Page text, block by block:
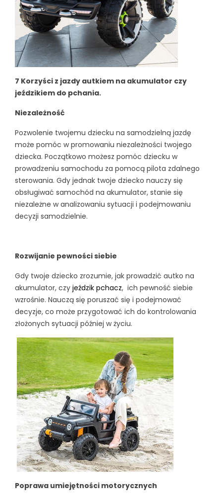
7 Korzyści z jazdy autkiem na akumulator czy
jeździkiem do pchania.
Niezależność
Pozwolenie twojemu dziecku na samodzielną jazdę
może pomóc w promowaniu niezależności twojego
dziecka. Początkowo możesz pomóc dziecku w
prowadzeniu samochodu za pomocą pilota zdalnego
sterowania. Gdy jednak twoje dziecko nauczy się
obsługiwać samochód na akumulator, stanie się
niezależne w analizowaniu sytuacji i podejmowaniu
decyzji samodzielnie.
Rozwijanie pewności siebie
Gdy twoje dziecko zrozumie, jak prowadzić autko na
akumulator, czy jeździk pchacz, ich pewność siebie
wzrośnie. Nauczą się poruszać się i podejmować
decyzje, co może przygotować ich do kontrolowania
złożonych sytuacji później w życiu.
Poprawa umiejętności motorycznych